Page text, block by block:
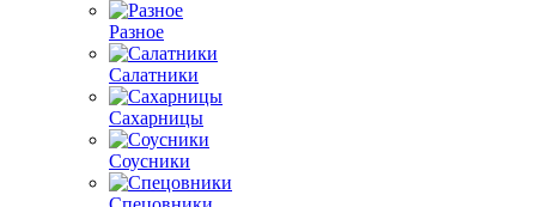
Разное
Салатники
Сахарницы
Соусники